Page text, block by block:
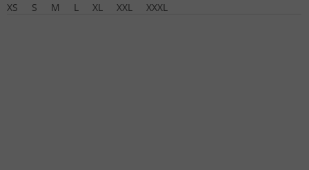
XS S M L XL XXL XXXL